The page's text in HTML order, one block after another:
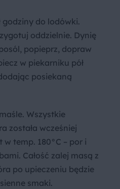
godziny do lodówki.
oddzielnie. Dynię
popieprz, dopraw
w piekarniku pół
posiekaną
Wszystkie
została wcześniej
temp. 180°C – por i
Całość zalej masą z
po upieczeniu będzie
smaki.